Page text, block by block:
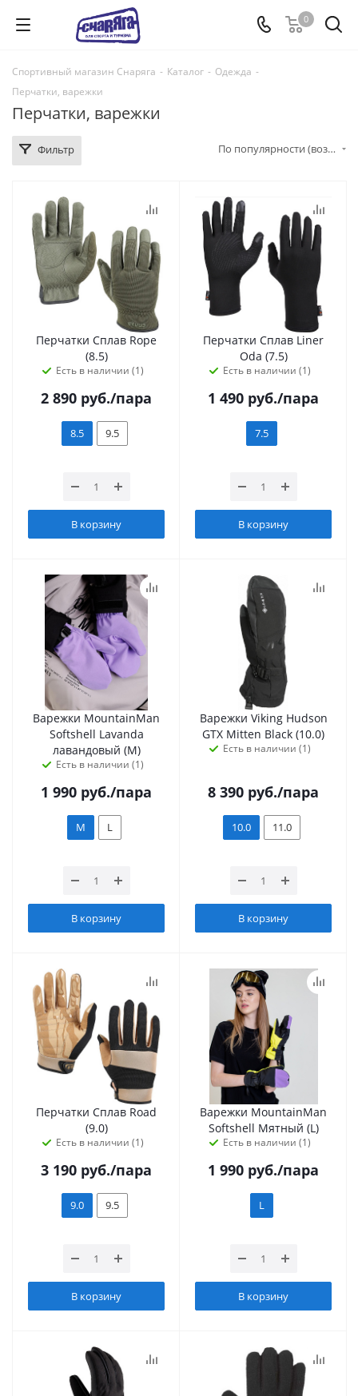
0
Спортивный магазин Снаряга - Каталог - Одежда -
Перчатки, варежки
Перчатки, варежки
Фильтр По популярности (возрастание)
Перчатки Сплав Rope
(8.5)
Есть в наличии (1)
2 890 руб./пара
8.5 9.5
В корзину
Перчатки Сплав Liner
Oda (7.5)
Есть в наличии (1)
1 490 руб./пара
7.5
В корзину
Варежки MountainMan
Softshell Lavanda
лавандовый (M)
Есть в наличии (1)
1 990 руб./пара
M L
В корзину
Варежки Viking Hudson
GTX Mitten Black (10.0)
Есть в наличии (1)
8 390 руб./пара
10.0 11.0
В корзину
Перчатки Сплав Road
(9.0)
Есть в наличии (1)
3 190 руб./пара
9.0 9.5
В корзину
Варежки MountainMan
Softshell Мятный (L)
Есть в наличии (1)
1 990 руб./пара
L
В корзину